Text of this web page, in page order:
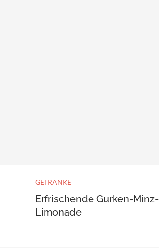
GETRÄNKE
Erfrischende Gurken-Minz-
Limonade